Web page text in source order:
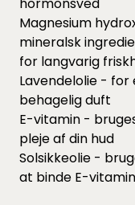
Magnesium
mineralsk
for langvarig
Lavendelolie - for
behagelig duft
E-vitamin -
pleje af din hud
Solsikkeolie -
at binde E-vitamin